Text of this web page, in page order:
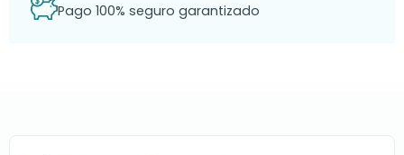
Pago 100% seguro garantizado